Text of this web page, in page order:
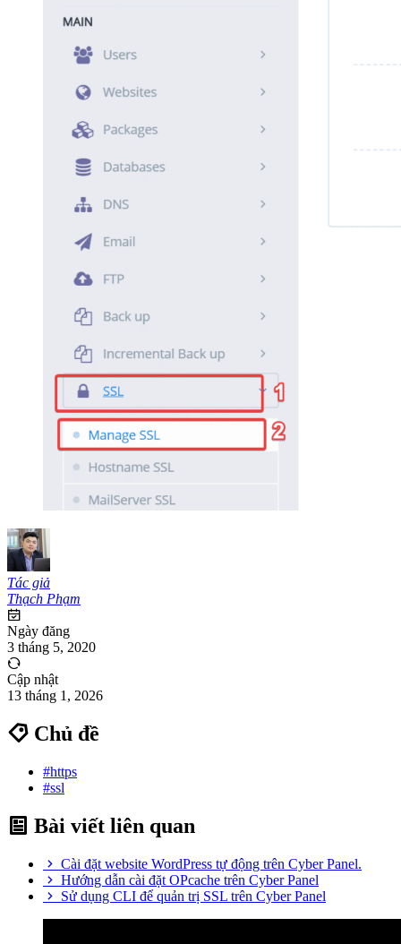
Tác giả
Thạch Phạm
Ngày đăng
3 tháng 5, 2020
Cập nhật
13 tháng 1, 2026
Chủ đề
#https
#ssl
Bài viết liên quan
Cài đặt website WordPress tự động trên Cyber Panel.
Hướng dẫn cài đặt OPcache trên Cyber Panel
Sử dụng CLI để quản trị SSL trên Cyber Panel